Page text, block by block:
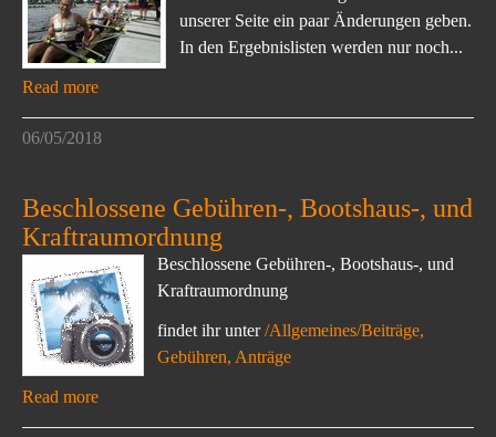
unserer Seite ein paar Änderungen geben.
In den Ergebnislisten werden nur noch...
Read more
06/05/2018
Beschlossene Gebühren-, Bootshaus-, und
Kraftraumordnung
Beschlossene Gebühren-, Bootshaus-, und
Kraftraumordnung
findet ihr unter/Allgemeines/Beiträge,
Gebühren, Anträge
Read more